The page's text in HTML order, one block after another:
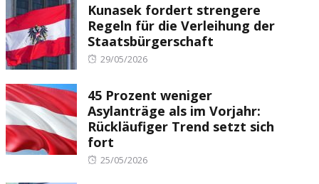
Kunasek fordert strengere
Regeln für die Verleihung der
Staatsbürgerschaft
Posted
29/05/2026
45 Prozent weniger
Asylanträge als im Vorjahr:
Rückläufiger Trend setzt sich
fort
Posted
25/05/2026